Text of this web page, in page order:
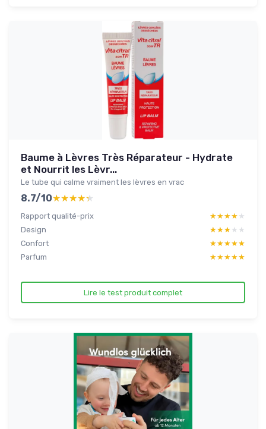
Baume à Lèvres Très Réparateur - Hydrate
et Nourrit les Lèvr...
Le tube qui calme vraiment les lèvres en vrac
8.7/10★★★★★
★★★★★
Rapport qualité-prix ★★★★★
★★★★★
Design
★★★★★
★★★★★
Confort
★★★★★
★★★★★
Parfum
★★★★★
★★★★★
Lire le test produit complet